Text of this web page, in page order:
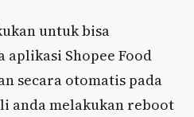
untuk bisa
aplikasi Shopee Food
secara otomatis pada
anda melakukan reboot